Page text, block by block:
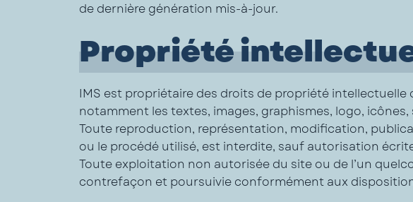
de dernière génération mis-à-jour.
Propriété
IMS est propriétaire des droits de propriété
notamment les textes, images, graphismes, logo, icônes,
Toute reproduction, représentation, modification,
ou le procédé utilisé, est interdite, sauf autorisation
Toute exploitation non autorisée du site ou de l’un
contrefaçon et poursuivie conformément aux